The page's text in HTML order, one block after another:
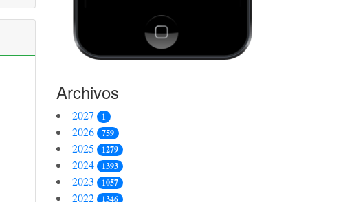
Archivos
2027 1
2026 759
2025 1279
2024 1393
2023 1057
2022 1346